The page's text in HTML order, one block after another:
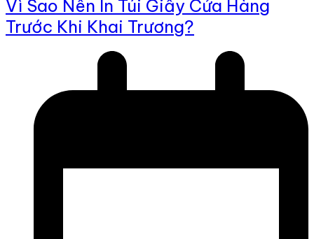
Vì Sao Nên In Túi Giấy Cửa Hàng
Trước Khi Khai Trương?